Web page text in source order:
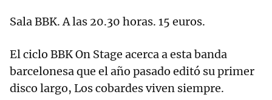
Sala BBK. A las 20.30 horas. 15 euros.
El ciclo BBK On Stage acerca a esta banda
barcelonesa que el año pasado editó su primer
disco largo, Los cobardes viven siempre.